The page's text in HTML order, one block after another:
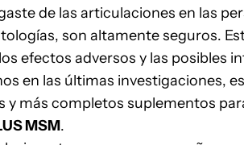
de las articulaciones en las
son altamente seguros.
efectos adversos y las posibles
en las últimas investigaciones,
y más completos suplementos
MSM.